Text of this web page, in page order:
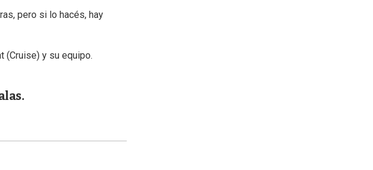
pero si lo hacés, hay
(Cruise) y su equipo.